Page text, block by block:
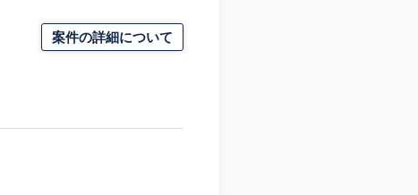
案件の詳細について